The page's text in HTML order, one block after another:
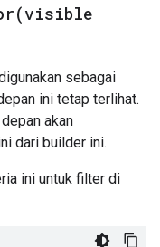
visible
sebagai
ini tetap terlihat.
akan
dari builder ini.
ini untuk filter di